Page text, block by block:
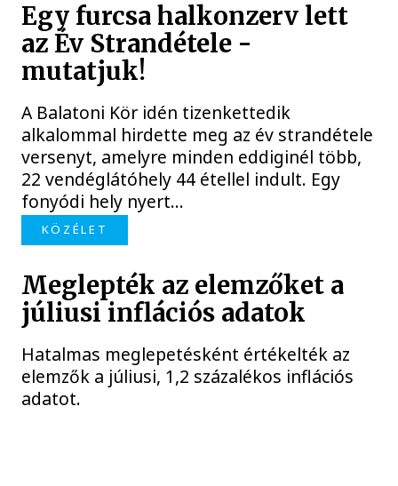
Egy furcsa halkonzerv lett
az Év Strandétele -
mutatjuk!
A Balatoni Kör idén tizenkettedik
alkalommal hirdette meg az év strandétele
versenyt, amelyre minden eddiginél több,
22 vendéglátóhely 44 étellel indult. Egy
fonyódi hely nyert...
KÖZÉLET
Meglepték az elemzőket a
júliusi inflációs adatok
Hatalmas meglepetésként értékelték az
elemzők a júliusi, 1,2 százalékos inflációs
adatot.